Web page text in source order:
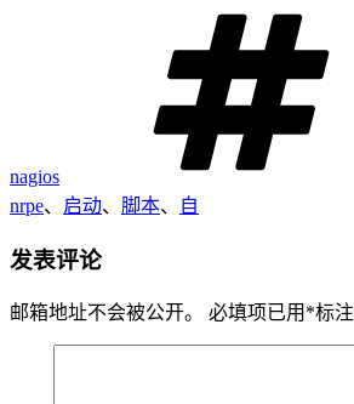
nagios
nrpe、 启动、 脚本、 自
发表评论
邮箱地址不会被公开。 必填项已用 *标注